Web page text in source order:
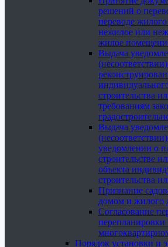
решений о
переводе
нежилое или
жилое
Выдача
строительства
требованиям
Выдача
уведомлении о
строительстве
объекта
строительства
Признание
домом и жилого
Согласование
Порядок установки и